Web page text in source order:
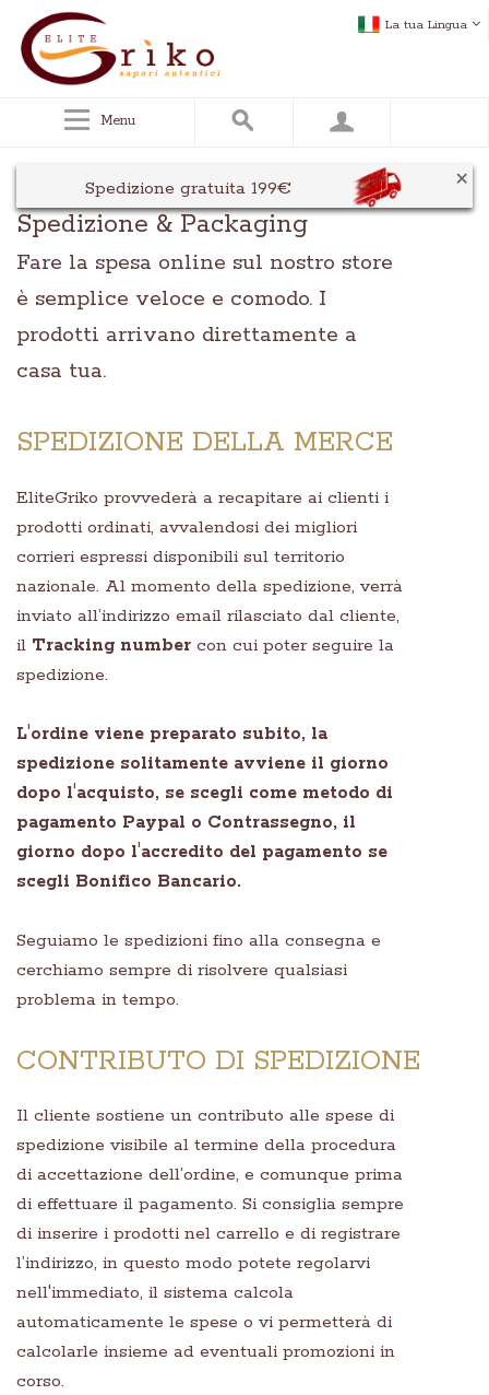
La tua Lingua
Menu
×
Spedizione gratuita 199€
Spedizione & Packaging
Fare la spesa online sul nostro store
è semplice veloce e comodo. I
prodotti arrivano direttamente a
casa tua.
SPEDIZIONE DELLA MERCE
EliteGriko provvederà a recapitare ai clienti i
prodotti ordinati, avvalendosi dei migliori
corrieri espressi disponibili sul territorio
nazionale. Al momento della spedizione, verrà
inviato all’indirizzo email rilasciato dal cliente,
il Tracking number con cui poter seguire la
spedizione.
L'ordine viene preparato subito, la
spedizione solitamente avviene il giorno
dopo l'acquisto, se scegli come metodo di
pagamento Paypal o Contrassegno, il
giorno dopo l'accredito del pagamento se
scegli Bonifico Bancario.
Seguiamo le spedizioni fino alla consegna e
cerchiamo sempre di risolvere qualsiasi
problema in tempo.
CONTRIBUTO DI SPEDIZIONE
Il cliente sostiene un contributo alle spese di
spedizione visibile al termine della procedura
di accettazione dell’ordine, e comunque prima
di effettuare il pagamento. Si consiglia sempre
di inserire i prodotti nel carrello e di registrare
l’indirizzo, in questo modo potete regolarvi
nell'immediato, il sistema calcola
automaticamente le spese o vi permetterà di
calcolarle insieme ad eventuali promozioni in
corso.